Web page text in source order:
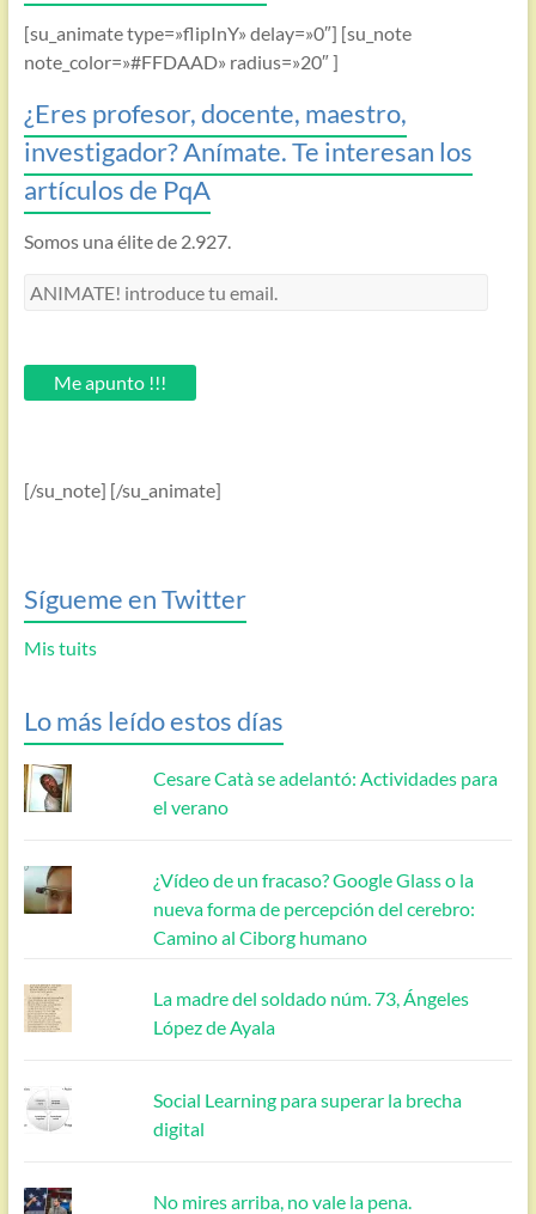
[su_animate type=»flipInY» delay=»0″] [su_note
note_color=»#FFDAAD» radius=»20″ ]
¿Eres profesor, docente, maestro,
investigador? Anímate. Te interesan los
artículos de PqA
Somos una élite de 2.927.
ANIMATE!
email.Me apunto !!!
[/su_note] [/su_animate]
Sígueme en Twitter
Mis tuits
Lo más leído estos días
Cesare Catà se adelantó: Actividades para
el verano
¿Vídeo de un fracaso? Google Glass o la
nueva forma de percepción del cerebro:
Camino al Ciborg humano
La madre del soldado núm. 73, Ángeles
López de Ayala
Social Learning para superar la brecha
digital
No mires arriba, no vale la pena.